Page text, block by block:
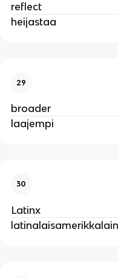
reflect
heijastaa
29
broader
laajempi
30
Latinx